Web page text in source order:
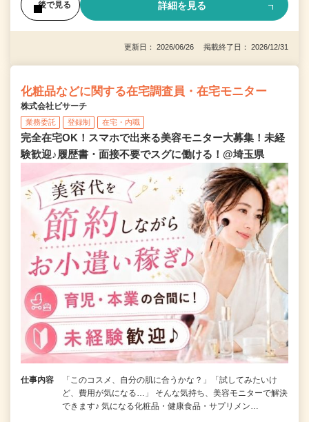
後で見る 詳細を見る
更新日： 2026/06/26 掲載終了日： 2026/12/31
化粧品などに関する在宅調査員・在宅モニター
株式会社ビサーチ
業務委託 登録制 在宅・内職
完全在宅OK！スマホで出来る美容モニター大募集！未経
験歓迎♪履歴書・面接不要でスグに働ける！@埼玉県
仕事内容
「このコスメ、自分の肌に合うかな？」「試してみたいけ
ど、費用が気になる…」 そんな気持ち、美容モニターで解決
できます♪ 気になる化粧品・健康食品・サプリメン…